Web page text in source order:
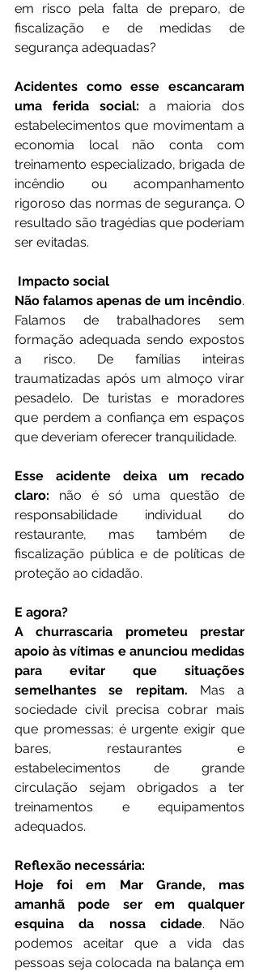
em risco pela falta de preparo, de
fiscalização e de medidas de
segurança adequadas?
Acidentes como esse escancaram
uma ferida social: a maioria dos
estabelecimentos que movimentam a
economia local não conta com
treinamento especializado, brigada de
incêndio ou acompanhamento
rigoroso das normas de segurança. O
resultado são tragédias que poderiam
ser evitadas.
Impacto social
Não falamos apenas de um incêndio.
Falamos de trabalhadores sem
formação adequada sendo expostos
a risco. De famílias inteiras
traumatizadas após um almoço virar
pesadelo. De turistas e moradores
que perdem a confiança em espaços
que deveriam oferecer tranquilidade.
Esse acidente deixa um recado
claro: não é só uma questão de
responsabilidade individual do
restaurante, mas também de
fiscalização pública e de políticas de
proteção ao cidadão.
E agora?
A churrascaria prometeu prestar
apoio às vítimas e anunciou medidas
para evitar que situações
semelhantes se repitam. Mas a
sociedade civil precisa cobrar mais
que promessas: é urgente exigir que
bares, restaurantes e
estabelecimentos de grande
circulação sejam obrigados a ter
treinamentos e equipamentos
adequados.
Reflexão necessária:
Hoje foi em Mar Grande, mas
amanhã pode ser em qualquer
esquina da nossa cidade. Não
podemos aceitar que a vida das
pessoas seja colocada na balança em